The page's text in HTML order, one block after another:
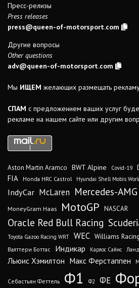
Пресс-релизы
Press releases
press@queen-of-motorsport.com
Другие вопросы
Other questions
adv@queen-of-motorsport.com
Мы ИЩЕМ желающих размещать
СПАМ с предложением ваших услуг
рекламе на нашем сайте или другим
Aston Martin Aramco BWT Alpine Covid-19
FIA Honda HRC Castrol Hyundai Shell Mobis
IndyCar McLaren Mercedes-
MoneyGram Haas MotoGP NASCAR
Oracle Red Bull Racing
Toyota Gazoo Racing WRT WEC Williams Racing
Валттери Боттас
Индикар Карлос Сайнс
Льюис Хэмилтон Макс Ферстаппен
Себастьян Феттель Ф1 Ф2 ФЕ